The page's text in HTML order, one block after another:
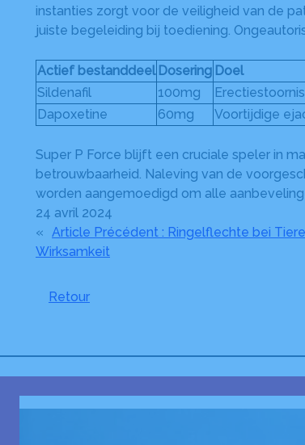
instanties zorgt voor de veiligheid van de
juiste begeleiding bij toediening.
Actief bestanddeel Dosering Doel
Sildenafil
100mg
Dapoxetine
60mg Voortijdige
Super P Force blijft een cruciale speler in
betrouwbaarheid. Naleving van de
worden aangemoedigd om alle
24 avril 2024
« Article Précédent : Ringelflechte bei
Wirksamkeit
Retour